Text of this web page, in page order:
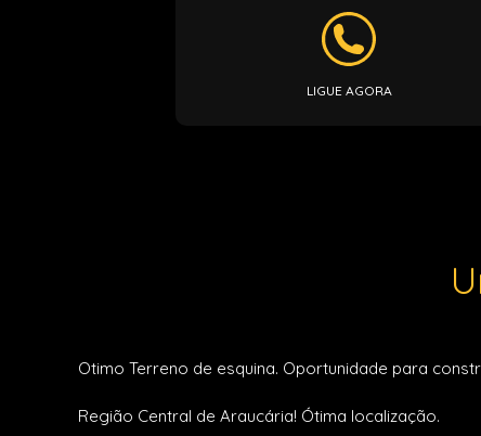
LIGUE AGORA
Otimo Terreno de esquina. Oportunidade para
Região Central de Araucária! Ótima localização.